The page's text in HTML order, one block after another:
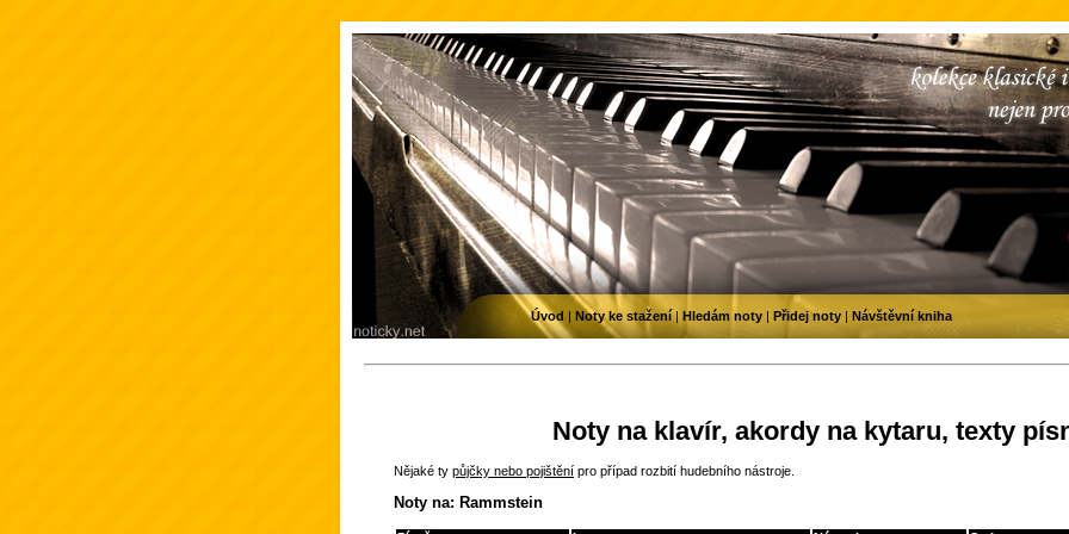
Noty na klavír, akordy na kytaru, texty
Nějaké ty půjčky nebo pojištění pro případ rozbití hudebního nástroje.
Noty na: Rammstein
Úvod | Noty ke stažení| Hledám noty | Přidej noty | Návštěvní kniha